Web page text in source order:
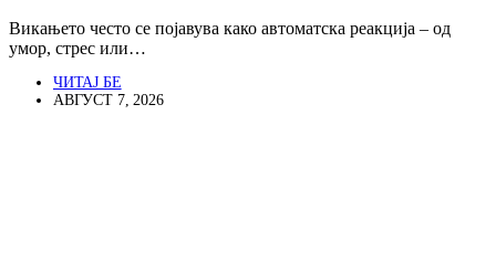
Викањето често се појавува како автоматска реакција – од
умор, стрес или…
ЧИТАЈ БЕ
АВГУСТ 7, 2026